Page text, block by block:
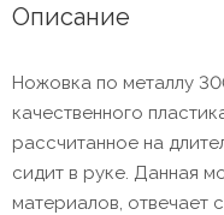
Описание
Ножовка по металлу
качественного
рассчитанное на
сидит в руке. Данная
материалов, отвечает